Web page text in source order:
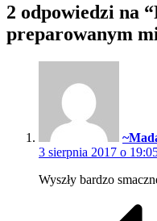
2 odpowiedzi na
preparowanym
3 sierpnia 2017 o
Wyszły bardzo